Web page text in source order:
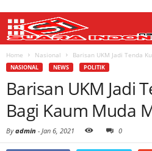
Home Nasional Barisan UKM Jadi Tenda
NASIONAL NEWS POLITIK
Barisan UKM Jadi
Bagi Kaum Muda
Byadmin - Jan 6, 2021 0